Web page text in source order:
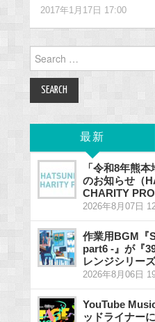
2017年1月17日 17:00
for:
最新
「令和8年熊
のお知らせ（
CHARITY
2026年8月07日
作業用BGM『
part6 -』が『
レンジシリー
2026年8月06日
YouTube
ッドライナー